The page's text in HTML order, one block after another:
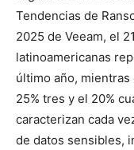
Tendencias de
2025 de Veeam, el
latinoamericanas
último año,
25% tres y el 20%
caracterizan cada
de datos sensibles,